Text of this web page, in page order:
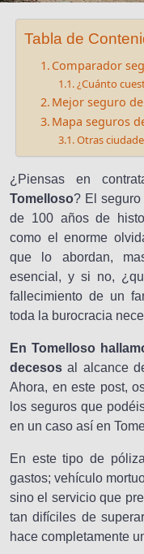
Tabla de
Comparador
¿Cuánto
Mejor seguro
Mapa seguros
Otras
¿Piensas en
Tomelloso? El
de 100 años de
como el enorme
que lo abordan,
esencial, y si no,
fallecimiento de un
toda la burocracia
En Tomelloso
decesos al alcance
Ahora, en este post,
los seguros que
en un caso así en
En este tipo de
gastos; vehículo
sino el servicio que
tan difíciles de
hace completamente